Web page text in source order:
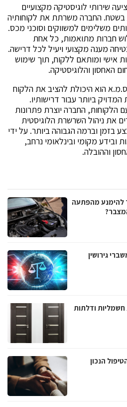
שירותי לוגיסטיקה מקצועיים
בשטח. החברה משרתת את לקוחותיה
משלימים למשווקים וסוכני מכס.
חברות מתואמות, כל אחת
מענה מקצועי ויעיל לכל דרישה.
אישי ומותאם ללקוח, תוך שימוש
האחסון והלוגיסטיקה.
הוא היכולת להציב את הלקוח
ביותר עבור דרישותיו.
הלקוחות, החברה יוצרת פתרונות
את ניהול השרשרת הלוגיסטית
בזמן וברמה הגבוהה ביותר. על ידי
ובידע מקומי ובינלאומי נרחב,
וההובלה.
להימנע מהפתעה
גירושין
ודלתות
הנכון